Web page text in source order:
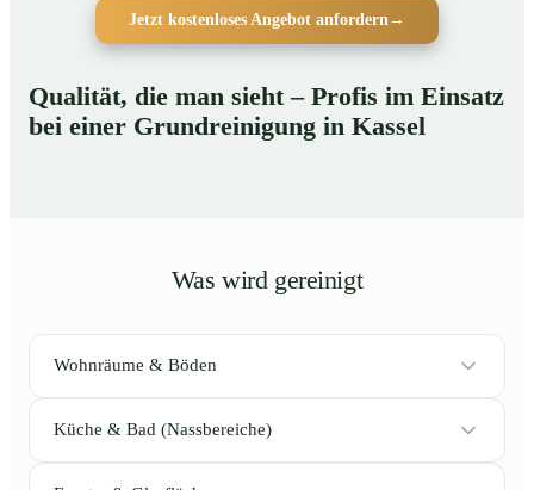
Jetzt kostenloses Angebot anfordern →
Qualität, die man sieht – Profis im Einsatz
bei einer Grundreinigung in Kassel
Was wird gereinigt
Wohnräume & Böden
Küche & Bad (Nassbereiche)